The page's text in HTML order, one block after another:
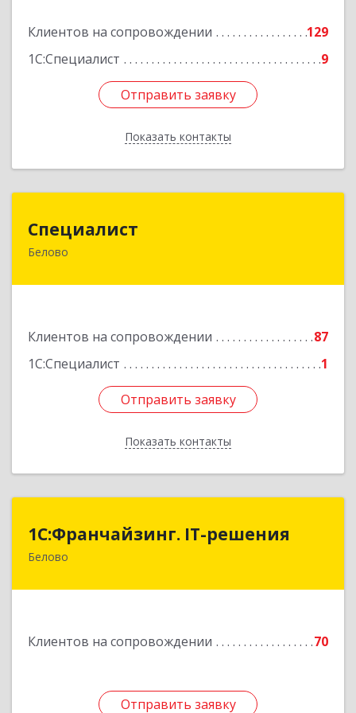
Клиентов на сопровождении
129
1С:Специалист
9
Отправить заявку
Показать контакты
Подробнее
Отправить заявку
Назад
Специалист
Белово
Клиентов на сопровождении
87
1С:Специалист
1
Отправить заявку
Показать контакты
Кемеровская обл, Белово г, Ленина ул, дом №
Отправить заявку
Назад
1С:Франчайзинг. IT-решения
Белово
Клиентов на сопровождении 70
Отправить заявку
1С:Франчайзинг. IT-решения
Отправить заявку